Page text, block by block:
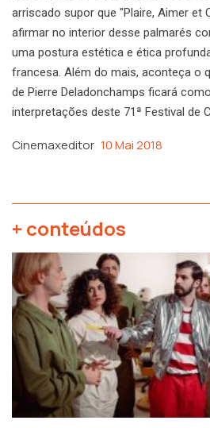
arriscado supor que "Plaire, Aimer et
afirmar no interior desse palmarés
uma postura estética e ética
francesa. Além do mais, aconteça o
de Pierre Deladonchamps ficará
interpretações deste 71ª Festival de
Cinemaxeditor 10 Mai 2018
+ conteúdos